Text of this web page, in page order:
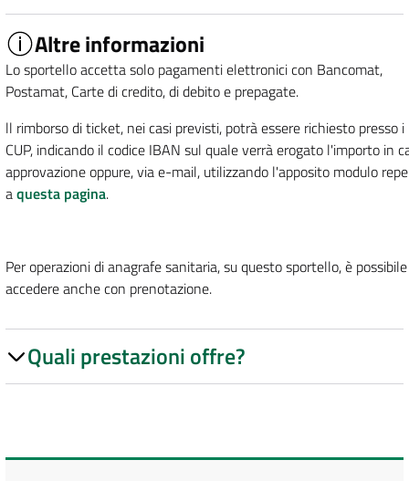
Altre informazioni
Lo sportello accetta solo pagamenti elettronici con Bancomat,
Postamat, Carte di credito, di debito e prepagate.
ll rimborso di ticket, nei casi previsti, potrà essere richiesto presso
CUP, indicando il codice IBAN sul quale verrà erogato l'importo in
approvazione oppure, via e-mail, utilizzando l'apposito modulo
aquesta pagina.
Per operazioni di anagrafe sanitaria, su questo sportello, è possibile
accedere anche con prenotazione.
Quali prestazioni offre?